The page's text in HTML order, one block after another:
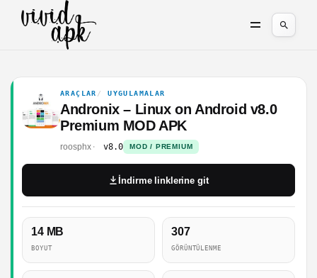
ARAÇLAR UYGULAMALAR
Andronix – Linux on Android v8.0
Premium MOD APK
roosphx v8.0 MOD / PREMIUM
14 MB
BOYUT
307
GÖRÜNTÜLENME
İndirme linklerine git